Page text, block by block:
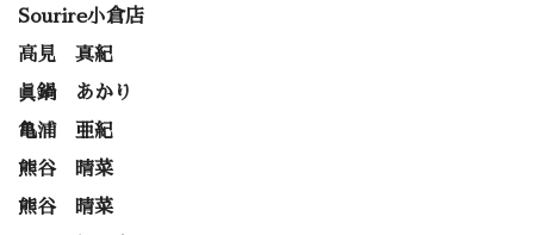
Sourire小倉店
高見 真紀
眞鍋 あかり
亀浦 亜紀
熊谷 晴菜
熊谷 晴菜